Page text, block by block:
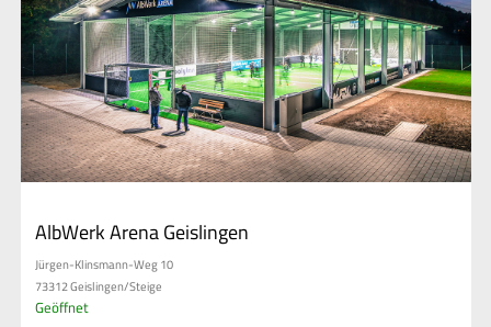
AlbWerk Arena Geislingen
Jürgen-Klinsmann-Weg 10
73312 Geislingen/Steige
Geöffnet